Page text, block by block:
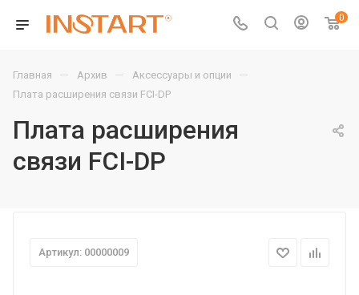
0
Главная — Архив — Аксессуары и опции —
Плата расширения связи FCI-DP
Плата расширения
связи FCI-DP
Артикул: 00000009